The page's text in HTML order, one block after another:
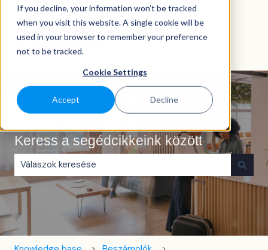
If you decline, your information won’t be tracked
when you visit this website. A single cookie will be
used in your browser to remember your preference
not to be tracked.
Cookie Settings
Accept Decline
MagyarAlmenü megjelenítése fordításokhoz
Keress a segédcikkeink között
Nincs javaslat, mert üres a keresőmező.